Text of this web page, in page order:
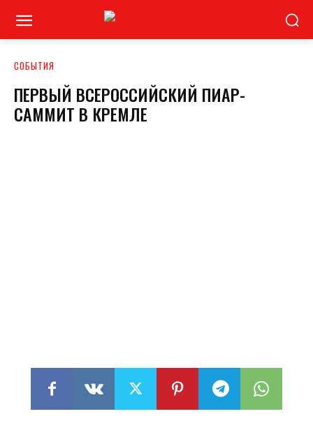
СОБЫТИЯ
ПЕРВЫЙ ВСЕРОССИЙСКИЙ ПИАР-
САММИТ В КРЕМЛЕ